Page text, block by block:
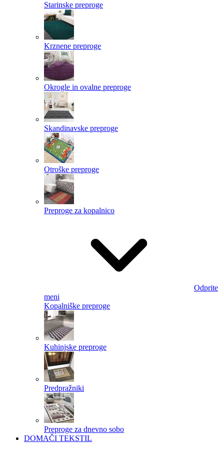
Starinske preproge
Krznene preproge
Okrogle in ovalne preproge
Skandinavske preproge
Otroške preproge
Preproge za kopalnico
Odprite
meni
Kopalniške preproge
Kuhinjske preproge
Predpražniki
Preproge za dnevno sobo
DOMAČI TEKSTIL